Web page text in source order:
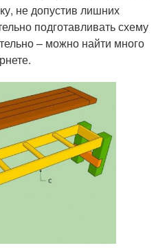
не допустив лишних
подготавливать схему
– можно найти много